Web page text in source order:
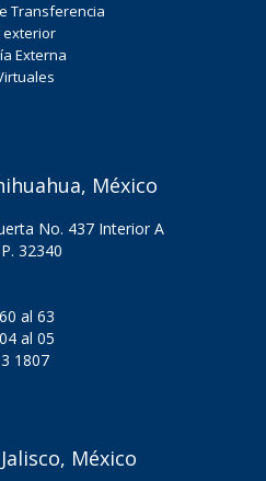
Transferencia
exterior
Externa
México
No. 437 Interior A
32340
al 63
al 05
1807
México